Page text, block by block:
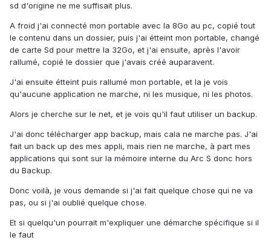
sd d'origine ne me suffisait plus.
A froid j'ai connecté mon portable avec la 8Go au pc, copié tout
le contenu dans un dossier, puis j'ai étteint mon portable, changé
de carte Sd pour mettre la 32Go, et j'ai ensuite, après l'avoir
rallumé, copié le dossier que j'avais créé auparavent.
J'ai ensuite étteint puis rallumé mon portable, et la je vois
qu'aucune application ne marche, ni les musique, ni les photos.
Alors je cherche sur le net, et je vois qu'il faut utiliser un backup.
J'ai donc télécharger app backup, mais cala ne marche pas. J'ai
fait un back up des mes appli, mais rien ne marche, à part mes
applications qui sont sur la mémoire interne du Arc S donc hors
du Backup.
Donc voilà, je vous demande si j'ai fait quelque chose qui ne va
pas, ou si j'ai oublié quelque chose.
Et si quelqu'un pourrait m'expliquer une démarche spécifique si il
le faut